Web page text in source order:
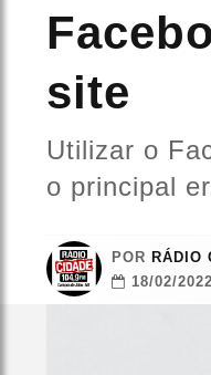
site
Utilizar o
o principal
POR RÁDIO
18/02/